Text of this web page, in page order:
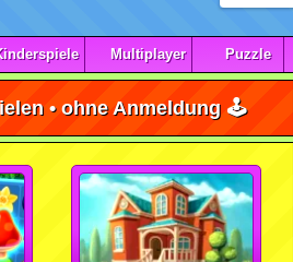
Multiplayer Puzzle
• ohne Anmeldung 🕹️